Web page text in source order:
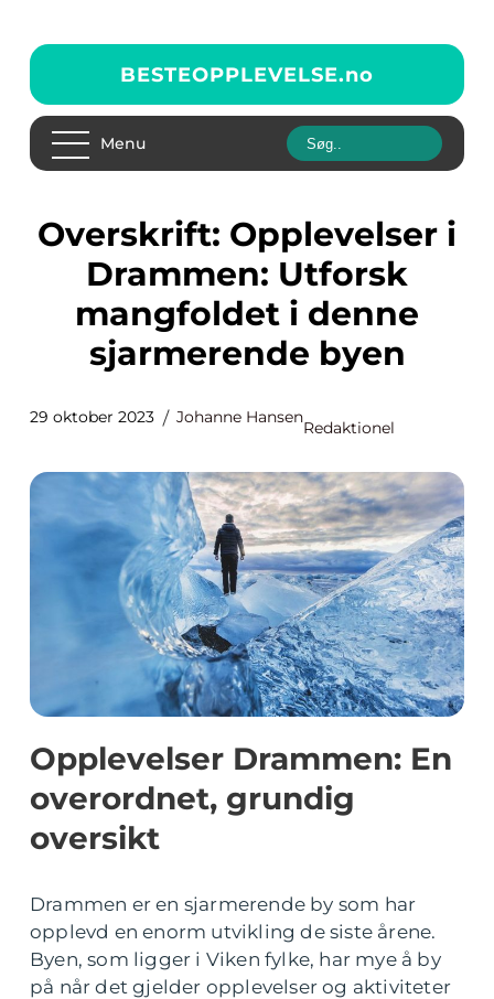
BESTEOPPLEVELSE.no
Menu
Overskrift: Opplevelser i
Drammen: Utforsk
mangfoldet i denne
sjarmerende byen
29 oktober 2023 Johanne Hansen
Redaktionel
Opplevelser Drammen: En
overordnet, grundig
oversikt
Drammen er en sjarmerende by som har
opplevd en enorm utvikling de siste årene.
Byen, som ligger i Viken fylke, har mye å by
på når det gjelder opplevelser og aktiviteter